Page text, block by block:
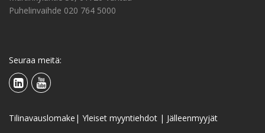
Puhelinvaihde 020 764 5000
Seuraa meitä:
Tilinavauslomake | Yleiset myyntiehdot | Jälleenmyyjät